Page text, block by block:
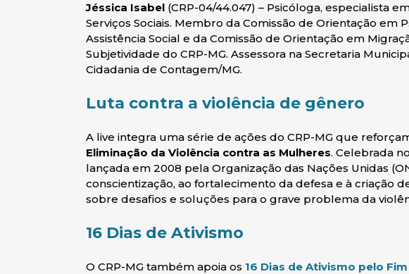
Jéssica Isabel (CRP-04/44.047) – Psicóloga, especialista
Serviços Sociais. Membro da Comissão de Orientação em
Assistência Social e da Comissão de Orientação em
Subjetividade do CRP-MG. Assessora na Secretaria
Cidadania de Contagem/MG.
Luta contra a violência de gênero
A live integra uma série de ações do CRP-MG que
Eliminação da Violência contra as Mulheres. Celebrada
lançada em 2008 pela Organização das Nações Unidas
conscientização, ao fortalecimento da defesa e à criação
sobre desafios e soluções para o grave problema da
16 Dias de Ativismo
O CRP-MG também apoia os 16 Dias de Ativismo pelo